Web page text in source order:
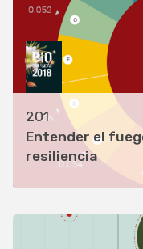
201
Entender el
resiliencia